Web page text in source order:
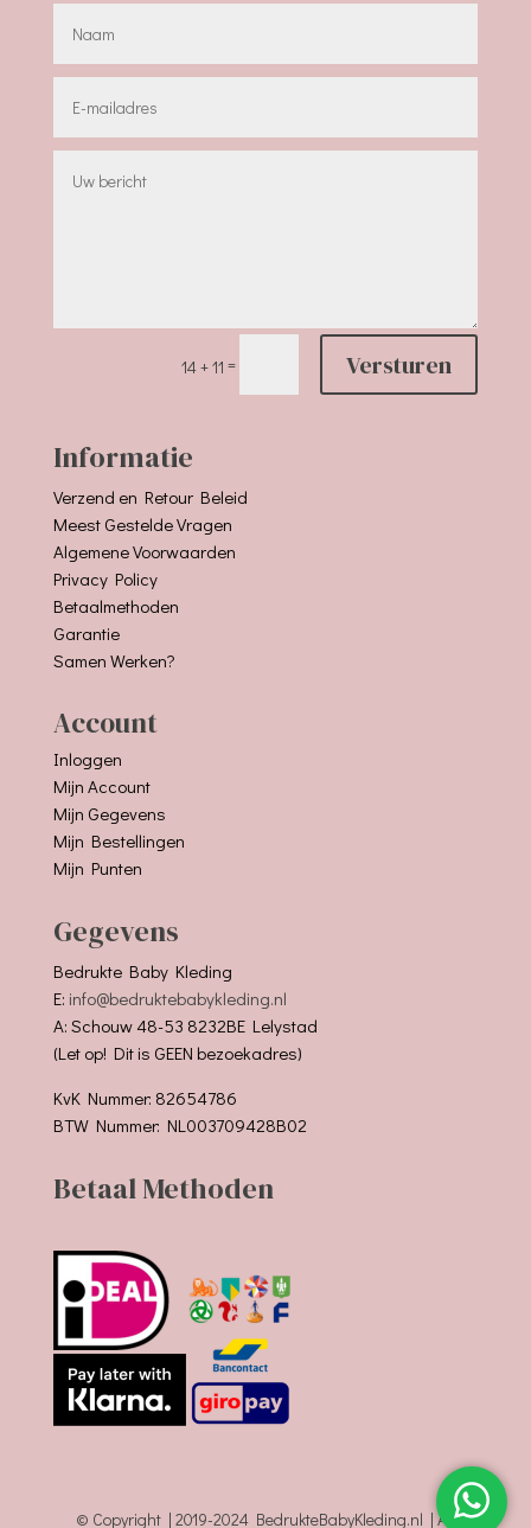
14 + 11 = Versturen
Informatie
Verzend en Retour Beleid
Meest Gestelde Vragen
Algemene Voorwaarden
Privacy Policy
Betaalmethoden
Garantie
Samen Werken?
Account
Inloggen
Mijn Account
Mijn Gegevens
Mijn Bestellingen
Mijn Punten
Gegevens
Bedrukte Baby Kleding
E: info@bedruktebabykleding.nl
A: Schouw 48-53 8232BE Lelystad
(Let op! Dit is GEEN bezoekadres)
KvK Nummer: 82654786
BTW Nummer: NL003709428B02
Betaal Methoden
© Copyright | 2019-2024 BedrukteBabyKleding.nl | All